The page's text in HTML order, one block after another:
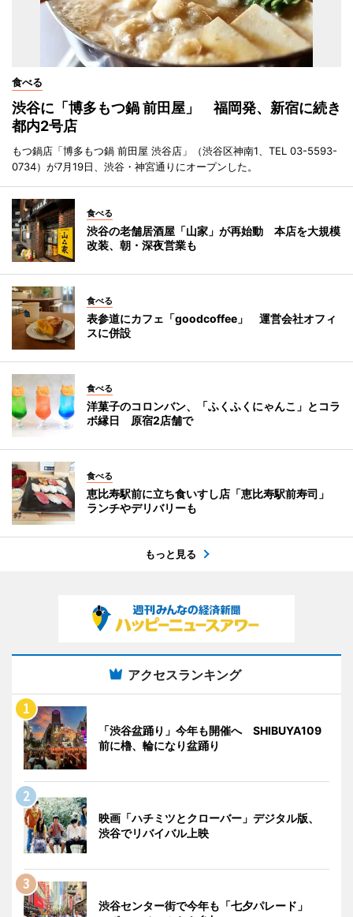
食べる
渋谷に「博多もつ鍋 前田屋」 福岡発、新宿に続き
都内2号店
もつ鍋店「博多もつ鍋 前田屋 渋谷店」（渋谷区神南1、TEL 03-5593-
0734）が7月19日、渋谷・神宮通りにオープンした。
食べる
渋谷の老舗居酒屋「山家」が再始動 本店を大規模
改装、朝・深夜営業も
食べる
表参道にカフェ「goodcoffee」 運営会社オフィ
スに併設
食べる
洋菓子のコロンバン、「ふくふくにゃんこ」とコラ
ボ縁日 原宿2店舗で
食べる
恵比寿駅前に立ち食いすし店「恵比寿駅前寿司」
ランチやデリバリーも
もっと見る
アクセスランキング
「渋谷盆踊り」今年も開催へ SHIBUYA109
前に櫓、輪になり盆踊り
映画「ハチミツとクローバー」デジタル版、
渋谷でリバイバル上映
渋谷センター街で今年も「七夕パレード」